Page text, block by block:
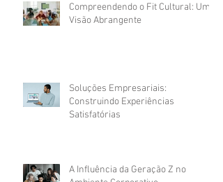
Compreendendo o Fit Cultural: Uma
Visão Abrangente
Soluções Empresariais:
Construindo Experiências
Satisfatórias
A Influência da Geração Z no